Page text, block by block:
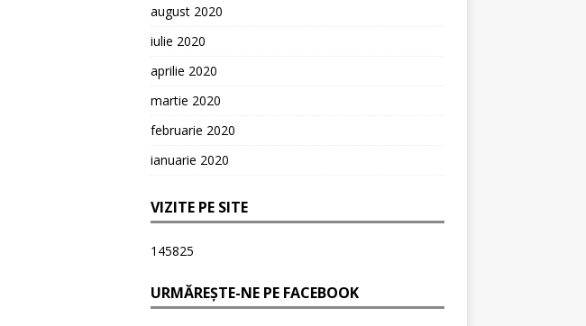
august 2020
iulie 2020
aprilie 2020
martie 2020
februarie 2020
ianuarie 2020
VIZITE PE SITE
145825
URMĂREȘTE-NE PE FACEBOOK